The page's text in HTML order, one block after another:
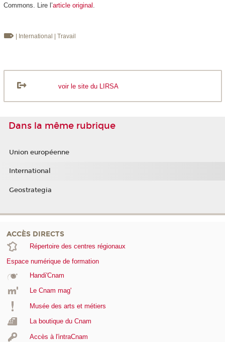
Commons. Lire l’article original .
| International | Travail
voir le site du LIRSA
Dans la même rubrique
Union européenne
International
Geostrategia
ACCÈS DIRECTS
Répertoire des centres régionaux
Espace numérique de formation
Handi'Cnam
Le Cnam mag'
Musée des arts et métiers
La boutique du Cnam
Accès à l'intraCnam